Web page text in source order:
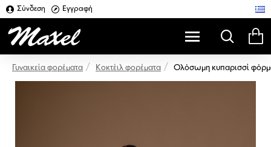
Σύνδεση Εγγραφή
Γυναικεία φορέματα Κοκτέιλ φορέματα Ολόσωμη κυπαρισσί